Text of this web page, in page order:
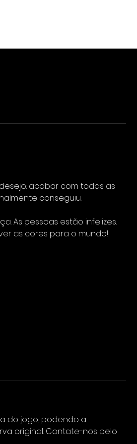
acabar com todas as
conseguiu.
As pessoas estão infelizes.
as cores para o mundo!
do jogo, podendo a
original. Contate-nos pelo